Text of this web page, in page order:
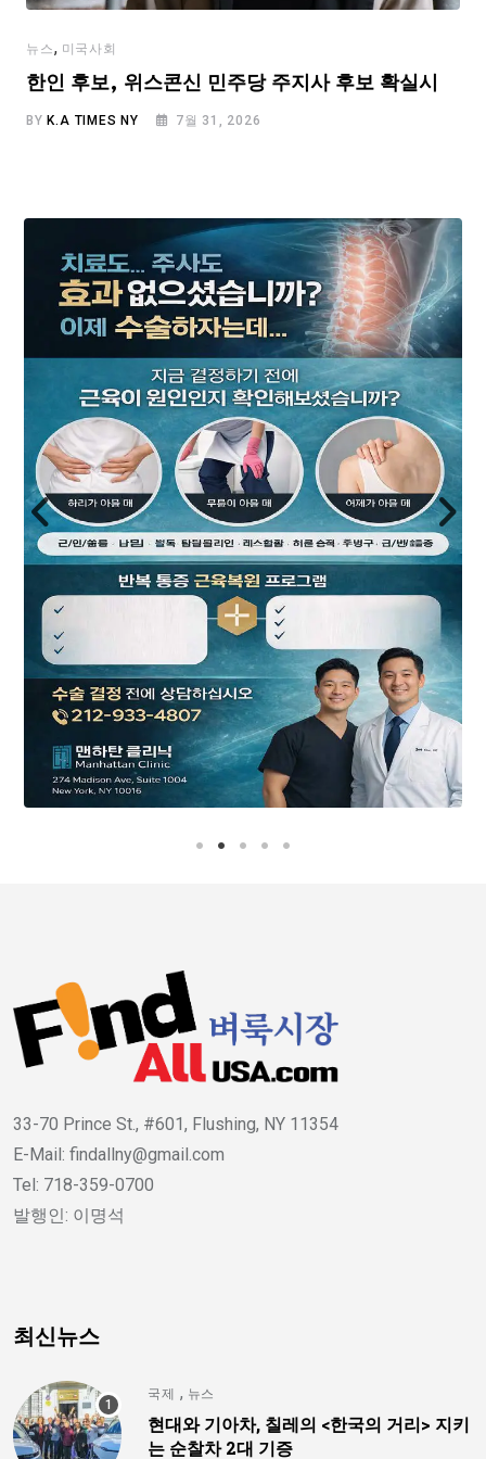
뉴스, 미국사회
한인 후보, 위스콘신 민주당 주지사 후보 확실시
BY K.A TIMES NY 7월 31, 2026
33-70 Prince St., #601, Flushing, NY 11354
E-Mail: findallny@gmail.com
Tel: 718-359-0700
발행인: 이명석
최신뉴스
국제 , 뉴스
현대와 기아차, 칠레의 <한국의 거리> 지키
는 순찰차 2대 기증